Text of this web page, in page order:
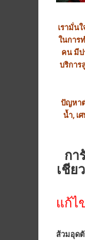
เรามั่น
ในการ
คน มี
บริการ
ปัญหา
น้ำ, เ
กา
เชีย
แก้ไ
ส้วมอุด